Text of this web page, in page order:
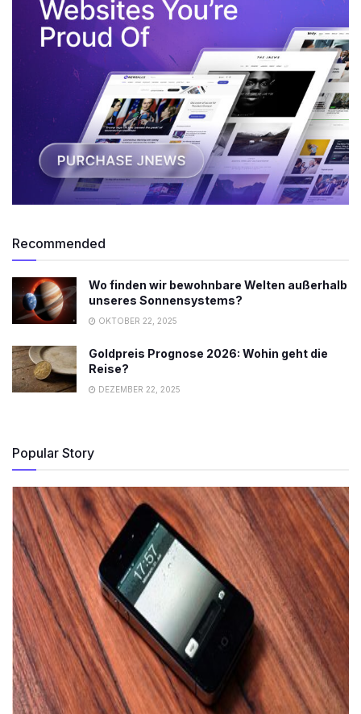
Recommended
Wo finden wir bewohnbare Welten außerhalb
unseres Sonnensystems?
OKTOBER 22, 2025
Goldpreis Prognose 2026: Wohin geht die
Reise?
DEZEMBER 22, 2025
Popular Story